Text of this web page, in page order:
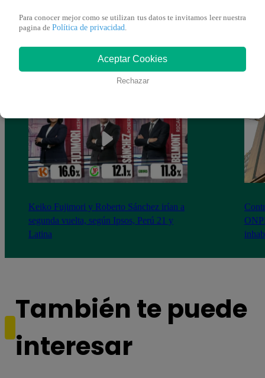
Keiko Fujimori y Roberto Sánchez irían a
segunda vuelta, según Ipsos, Perú 21 y
Latina
También te puede
interesar
Para conocer mejor como se utilizan tus datos te invitamos leer nuestra
pagina de Política de privacidad.
Aceptar Cookies
Rechazar